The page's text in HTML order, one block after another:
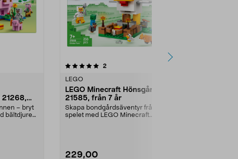
21268,
– bryt
bältdjuren.
2
LEGO
LEGO Minecraft Hönsgård
21585, från 7 år
Skapa bondgårdsäventyr från
spelet med LEGO Minecraft.
229,00
5.0av 5 stjärnor